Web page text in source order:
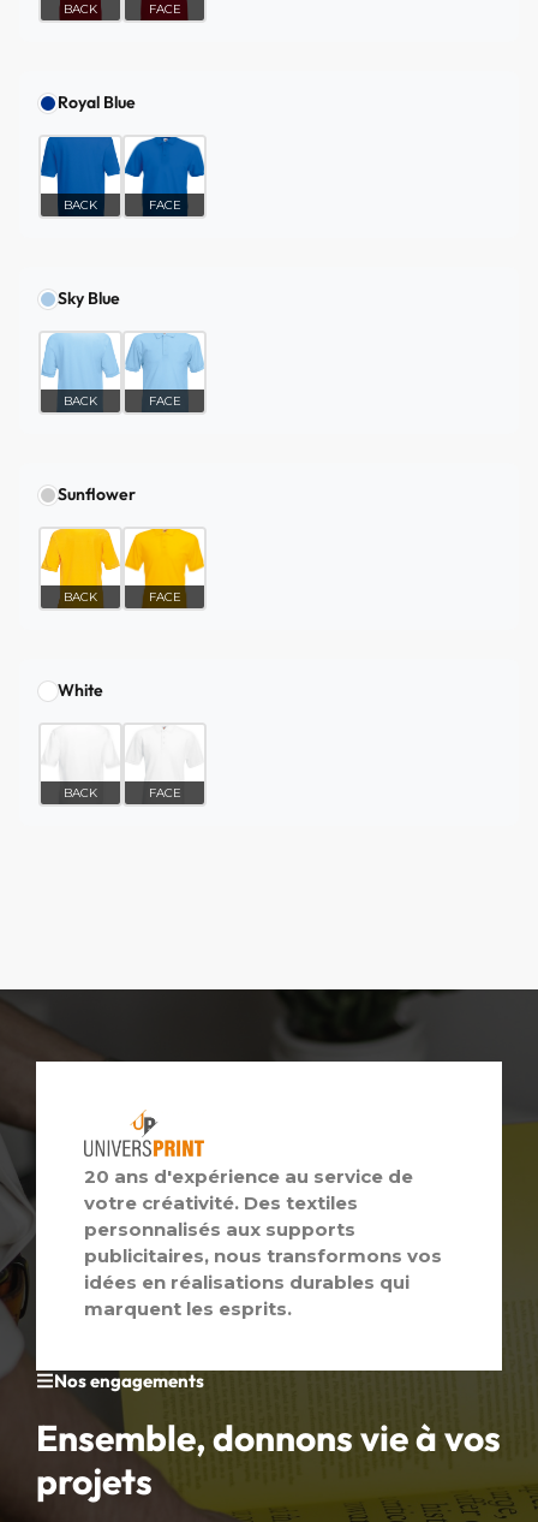
BACK FACE
Royal Blue
BACK FACE
Sky Blue
BACK FACE
Sunflower
BACK FACE
White
BACK FACE
Nos engagements
Ensemble, donnons vie à vos
projets
20 ans d'expérience au service de
votre créativité. Des textiles
personnalisés aux supports
publicitaires, nous transformons vos
idées en réalisations durables qui
marquent les esprits.